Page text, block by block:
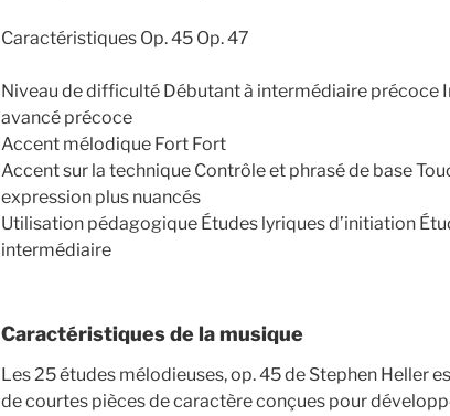
Caractéristiques Op. 45 Op. 47
Niveau de difficulté Débutant à intermédiaire précoce
avancé précoce
Accent mélodique Fort Fort
Accent sur la technique Contrôle et phrasé de base
expression plus nuancés
Utilisation pédagogique Études lyriques d’initiation
intermédiaire
Caractéristiques de la musique
Les 25 études mélodieuses, op. 45 de Stephen Heller
de courtes pièces de caractère conçues pour